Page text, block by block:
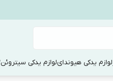
لوازم یدکی هیوندایلوازم یدکی سیتروئنc3